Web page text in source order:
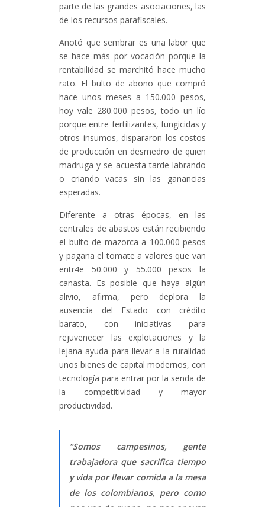
parte de las grandes asociaciones, las
de los recursos parafiscales.
Anotó que sembrar es una labor que
se hace más por vocación porque la
rentabilidad se marchitó hace mucho
rato. El bulto de abono que compró
hace unos meses a 150.000 pesos,
hoy vale 280.000 pesos, todo un lío
porque entre fertilizantes, fungicidas y
otros insumos, dispararon los costos
de producción en desmedro de quien
madruga y se acuesta tarde labrando
o criando vacas sin las ganancias
esperadas.
Diferente a otras épocas, en las
centrales de abastos están recibiendo
el bulto de mazorca a 100.000 pesos
y pagana el tomate a valores que van
entr4e 50.000 y 55.000 pesos la
canasta. Es posible que haya algún
alivio, afirma, pero deplora la
ausencia del Estado con crédito
barato, con iniciativas para
rejuvenecer las explotaciones y la
lejana ayuda para llevar a la ruralidad
unos bienes de capital modernos, con
tecnología para entrar por la senda de
la competitividad y mayor
productividad.
“Somos campesinos, gente
trabajadora que sacrifica tiempo
y vida por llevar comida a la mesa
de los colombianos, pero como